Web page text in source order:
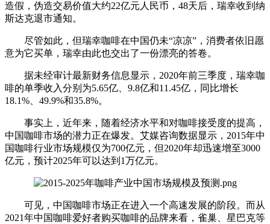
造假，伪造交易价值大约22亿元人民币，48天后，瑞幸收到纳
斯达克退市通知。
尽管如此，但瑞幸咖啡在中国仍未“凉凉”，消费者依旧愿
意为它买单，瑞幸由此也交出了一份漂亮的答卷。
据未经审计最新财务信息显示，2020年前三季度，瑞幸咖
啡的单季收入分别为5.65亿、9.8亿和11.45亿，同比增长
18.1%、49.9%和35.8%。
事实上，近年来，随着经济水平和对咖啡接受度的提高，
中国咖啡市场的潜力正在爆发。艾媒咨询数据显示，2015年中
国咖啡行业市场规模仅为700亿元，但2020年却迅速增至3000
亿元，预计2025年可以达到1万亿元。
可见，中国咖啡市场正在进入一个高速发展的阶段。而从
2021年中国咖啡爱好者购买咖啡的品牌来看，雀巢、星巴克等